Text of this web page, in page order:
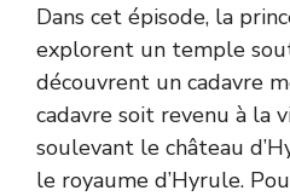
Dans cet épisode, la
explorent un temple
découvrent un cadavre
cadavre soit revenu à la
soulevant le château
le royaume d’Hyrule.